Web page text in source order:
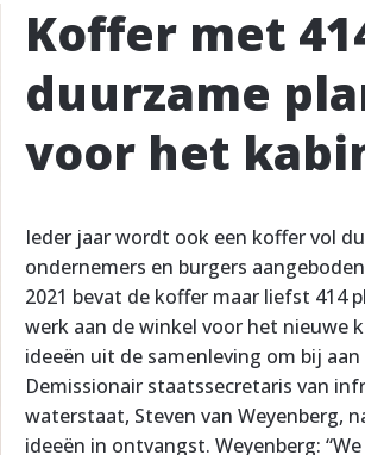
Koffer met
duurzame
voor het
Ieder jaar wordt ook een koffer vol
ondernemers en burgers
2021 bevat de koffer maar liefst 414
werk aan de winkel voor het nieuwe
ideeën uit de samenleving om bij
Demissionair staatssecretaris van
waterstaat, Steven van Weyenberg,
ideeën in ontvangst. Weyenberg: